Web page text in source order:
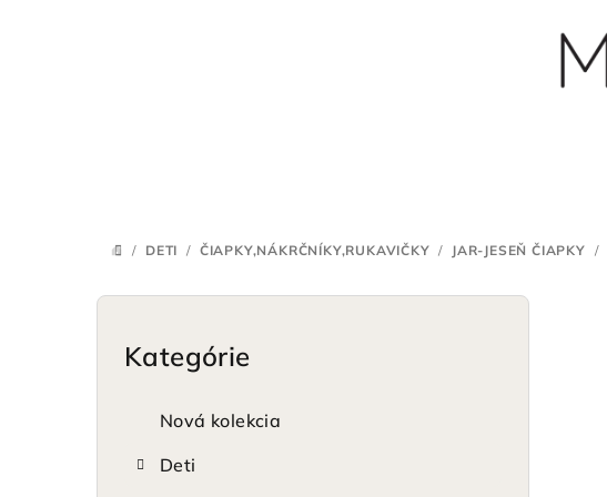
DOMOV
/ DETI / ČIAPKY,NÁKRČNÍKY,RUKAVIČKY / JAR-JESEŇ ČIAPKY /
B
Preskočiť
kategórie
Kategórie
Nová kolekcia
Deti